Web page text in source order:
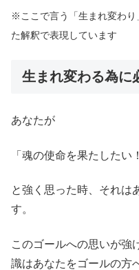
※ここで言う「生まれ変わり
た解釈で表現しています
生まれ変わる為に
あなたが
「魂の使命を果たしたい
と強く思った時、それは
す。
このゴールへの思いが強
識はあなたをゴールの方